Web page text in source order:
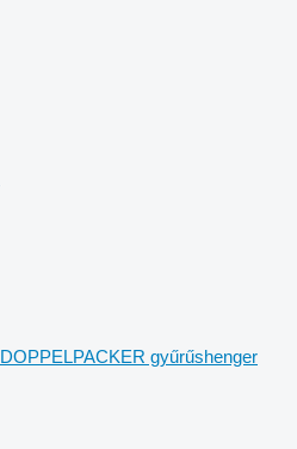
DOPPELPACKER gyűrűshenger